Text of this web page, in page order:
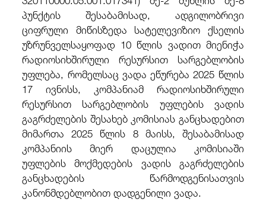
პუნქტის შესაბამისად, ადგილობრივი
ციფრული მიწისზედა სატელევიზიო ქსელის
უზრუნველსაყოფად 10 წლის ვადით მიენიჭა
რადიოსიხშირული რესურსით სარგებლობის
უფლება, რომელსაც ვადა ეწურება 2025 წლის
17 ივნისს, კომპანიამ რადიოსიხშირული
რესურსით სარგებლობის უფლების ვადის
გაგრძელების შესახებ კომისიას განცხადებით
მიმართა 2025 წლის 8 მაისს, შესაბამისად
კომპანიის მიერ დაცულია კომისიაში
უფლების მოქმედების ვადის გაგრძელების
განცხადების წარმოდგენისათვის
კანონმდებლობით დადგენილი ვადა.